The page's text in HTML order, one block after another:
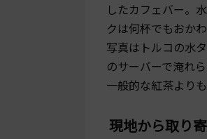
したカフェバー。
クは何杯でもおか
写真はトルコの水
のサーバーで淹れ
一般的な紅茶より
現地から取り